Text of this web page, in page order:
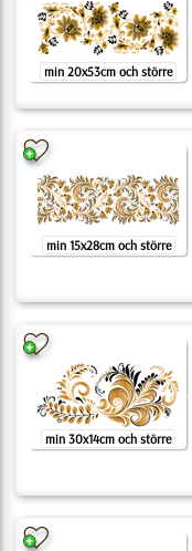
min 20x53cm och större
min 15x28cm och större
min 30x14cm och större